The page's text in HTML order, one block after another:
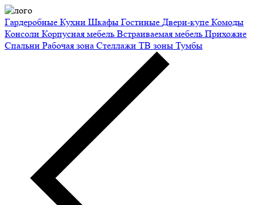
Гардеробные Кухни Шкафы Гостиные Двери-купе Комоды
Консоли Корпусная мебель Встраиваемая мебель Прихожие
Спальни Рабочая зона Стеллажи ТВ зоны Тумбы